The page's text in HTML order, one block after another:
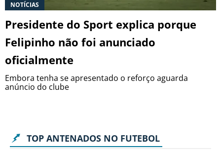
NOTÍCIAS
Presidente do Sport explica porque
Felipinho não foi anunciado
oficialmente
Embora tenha se apresentado o reforço aguarda
anúncio do clube
TOP ANTENADOS NO FUTEBOL